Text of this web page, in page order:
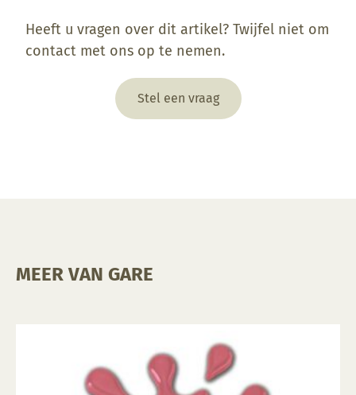
Heeft u vragen over dit artikel? Twijfel niet om
contact met ons op te nemen.
Stel een vraag
MEER VAN GARE